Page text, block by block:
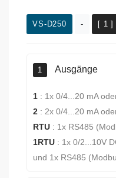
VS-D250 - [ 1 ]
1 Ausgänge
1 : 1x 0/4...20 mA
2 : 2x 0/4...20 mA
RTU : 1x RS485
1RTU : 1x 0/2...10V
und 1x RS485